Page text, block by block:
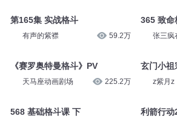
第165集 实战格斗
有声的紫襟 59.2万
《赛罗奥特曼格斗》PV
天马座动画剧场 225.2万
568 基础格斗课 下
365 致命
张三疯
玄门小祖
z紫月z
利箭行动